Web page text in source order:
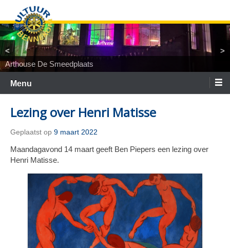
de
inhoud
Arthouse De Smeedplaats
Locatietheater ArtEZ
TiNaNiNaNi
Woest&Bijster
Tineke Roseboom en Peter Bouter
Spelgroep Bennekom. En toen waren er nul
< >
Menu
Lezing over Henri Matisse
Geplaatst op 9 maart 2022
Maandagavond 14 maart geeft Ben Piepers een lezing over
Henri Matisse.